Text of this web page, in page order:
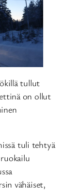
tullut
on ollut
tuli tehtyä
vähäiset,